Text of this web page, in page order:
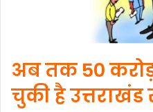
अब तक 50
चुकी है